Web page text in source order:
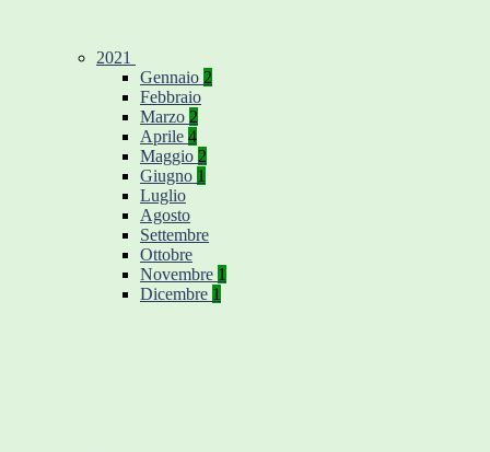
2021
Gennaio 2
Febbraio
Marzo 2
Aprile 4
Maggio 2
Giugno 1
Luglio
Agosto
Settembre
Ottobre
Novembre 1
Dicembre 1